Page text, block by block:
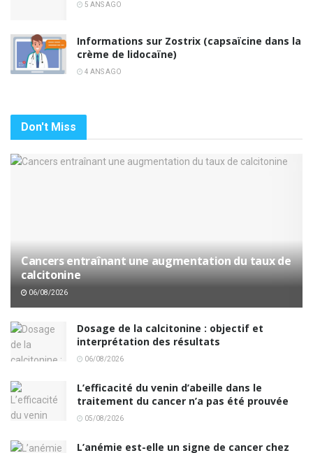
5 ANS AGO
Informations sur Zostrix (capsaïcine dans la
crème de lidocaïne)
4 ANS AGO
Don't Miss
Cancers entraînant une augmentation du taux de
calcitonine
06/08/2026
Dosage de la calcitonine : objectif et
interprétation des résultats
06/08/2026
L’efficacité du venin d’abeille dans le
traitement du cancer n’a pas été prouvée
05/08/2026
L’anémie est-elle un signe de cancer chez